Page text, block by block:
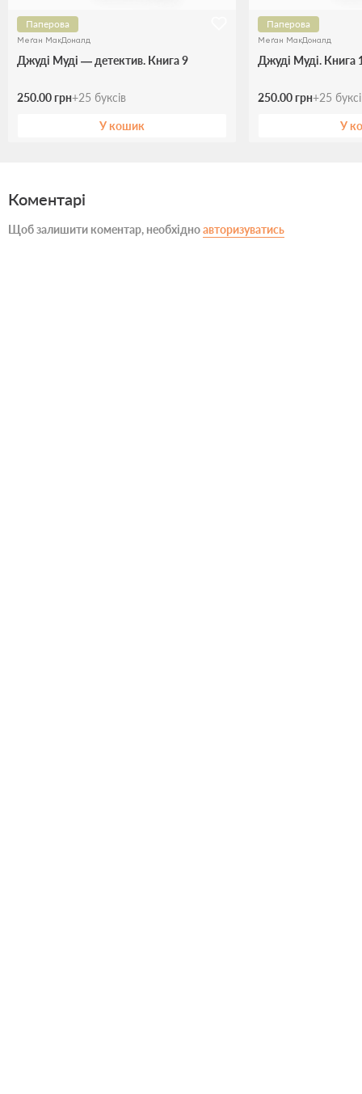
Паперова
Меґан МакДоналд
Джуді Муді — детектив. Книга 9
250.00 грн+25 буксів
У кошик
Паперова
Меґан МакДоналд
Джуді Муді. Книга
250.00 грн+25
У
Коментарі
Щоб залишити коментар, необхідноавторизуватись